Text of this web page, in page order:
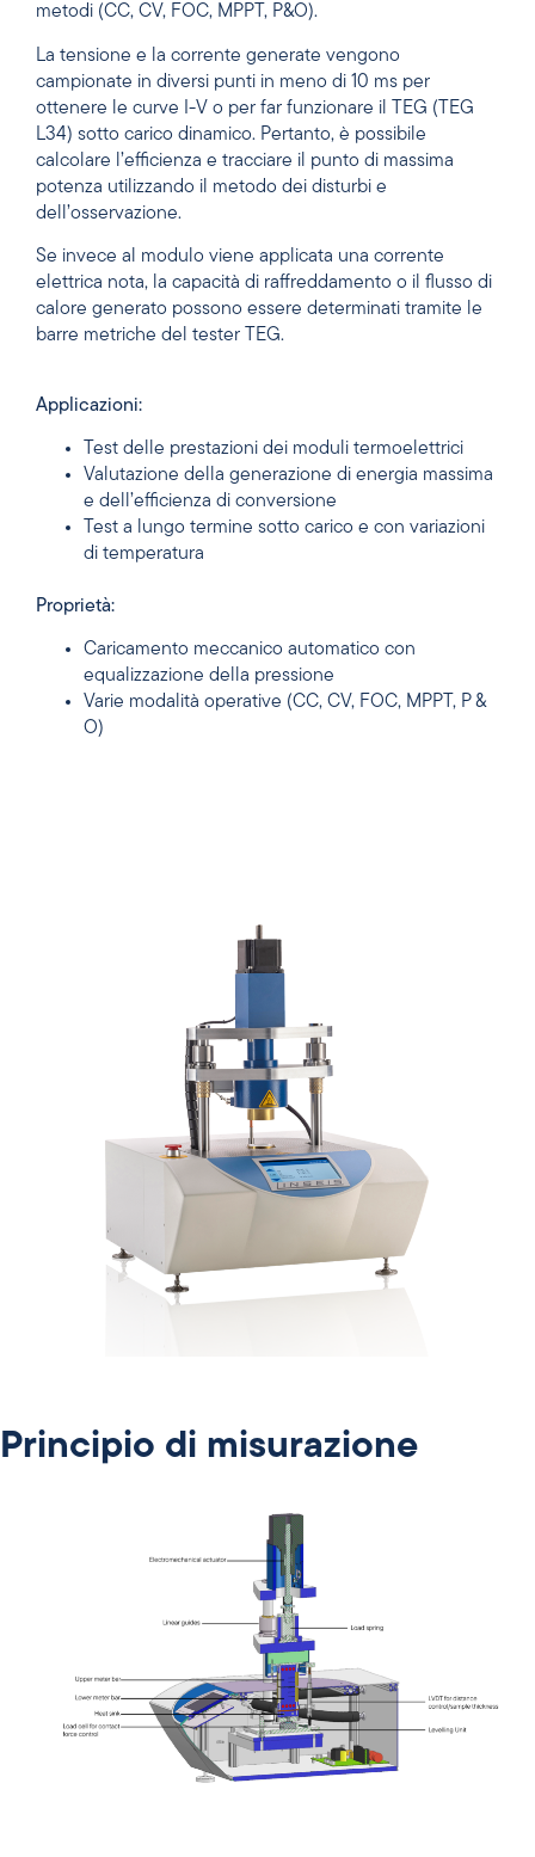
metodi (CC, CV, FOC, MPPT, P&O).
La tensione e la corrente generate vengono
campionate in diversi punti in meno di 10 ms per
ottenere le curve I-V o per far funzionare il TEG (TEG
L34) sotto carico dinamico. Pertanto, è possibile
calcolare l’efficienza e tracciare il punto di massima
potenza utilizzando il metodo dei disturbi e
dell’osservazione.
Se invece al modulo viene applicata una corrente
elettrica nota, la capacità di raffreddamento o il flusso di
calore generato possono essere determinati tramite le
barre metriche del tester TEG.
Applicazioni:
Test delle prestazioni dei moduli termoelettrici
Valutazione della generazione di energia massima
e dell’efficienza di conversione
Test a lungo termine sotto carico e con variazioni
di temperatura
Proprietà:
Caricamento meccanico automatico con
equalizzazione della pressione
Varie modalità operative (CC, CV, FOC, MPPT, P &
O)
Principio di misurazione